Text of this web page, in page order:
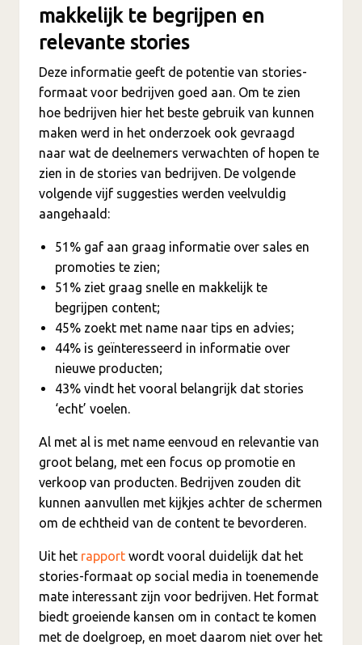
makkelijk te begrijpen en
relevante stories
Deze informatie geeft de potentie van stories-
formaat voor bedrijven goed aan. Om te zien
hoe bedrijven hier het beste gebruik van kunnen
maken werd in het onderzoek ook gevraagd
naar wat de deelnemers verwachten of hopen te
zien in de stories van bedrijven. De volgende
volgende vijf suggesties werden veelvuldig
aangehaald:
51% gaf aan graag informatie over sales en
promoties te zien;
51% ziet graag snelle en makkelijk te
begrijpen content;
45% zoekt met name naar tips en advies;
44% is geïnteresseerd in informatie over
nieuwe producten;
43% vindt het vooral belangrijk dat stories
‘echt’ voelen.
Al met al is met name eenvoud en relevantie van
groot belang, met een focus op promotie en
verkoop van producten. Bedrijven zouden dit
kunnen aanvullen met kijkjes achter de schermen
om de echtheid van de content te bevorderen.
Uit het rapport wordt vooral duidelijk dat het
stories-formaat op social media in toenemende
mate interessant zijn voor bedrijven. Het format
biedt groeiende kansen om in contact te komen
met de doelgroep, en moet daarom niet over het